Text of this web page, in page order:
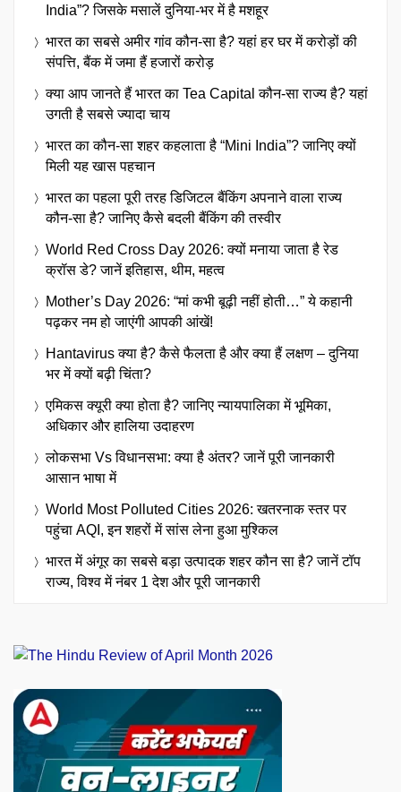
India”? जिसके मसालें दुनिया-भर में है मशहूर
भारत का सबसे अमीर गांव कौन-सा है? यहां हर घर में करोड़ों की
संपत्ति, बैंक में जमा हैं हजारों करोड़
क्या आप जानते हैं भारत का Tea Capital कौन-सा राज्य है? यहां
उगती है सबसे ज्यादा चाय
भारत का कौन-सा शहर कहलाता है “Mini India”? जानिए क्यों
मिली यह खास पहचान
भारत का पहला पूरी तरह डिजिटल बैंकिंग अपनाने वाला राज्य
कौन-सा है? जानिए कैसे बदली बैंकिंग की तस्वीर
World Red Cross Day 2026: क्यों मनाया जाता है रेड
क्रॉस डे? जानें इतिहास, थीम, महत्व
Mother’s Day 2026: “मां कभी बूढ़ी नहीं होती…” ये कहानी
पढ़कर नम हो जाएंगी आपकी आंखें!
Hantavirus क्या है? कैसे फैलता है और क्या हैं लक्षण – दुनिया
भर में क्यों बढ़ी चिंता?
एमिकस क्यूरी क्या होता है? जानिए न्यायपालिका में भूमिका,
अधिकार और हालिया उदाहरण
लोकसभा Vs विधानसभा: क्या है अंतर? जानें पूरी जानकारी
आसान भाषा में
World Most Polluted Cities 2026: खतरनाक स्तर पर
पहुंचा AQI, इन शहरों में सांस लेना हुआ मुश्किल
भारत में अंगूर का सबसे बड़ा उत्पादक शहर कौन सा है? जानें टॉप
राज्य, विश्व में नंबर 1 देश और पूरी जानकारी